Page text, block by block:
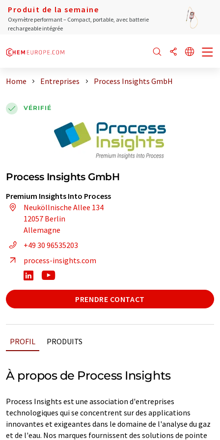
Produit de la semaine
Oxymètre performant – Compact, portable, avec batterie
rechargeable intégrée
Home Entreprises Process Insights GmbH
VÉRIFIÉ
Process Insights GmbH
Premium Insights Into Process
Neuköllnische Allee 134
12057 Berlin
Allemagne
+49 30 96535203
process-insights.com
PRENDRE CONTACT
PROFIL PRODUITS
À propos de Process Insights
Process Insights est une association d'entreprises
technologiques qui se concentrent sur des applications
innovantes et exigeantes dans le domaine de l'analyse du gaz
et de l'eau. Nos marques fournissent des solutions de pointe